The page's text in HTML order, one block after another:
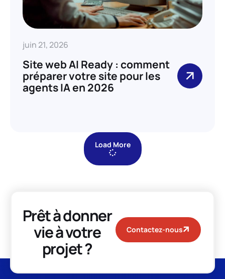
juin 21, 2026
Site web AI Ready : comment
préparer votre site pour les
agents IA en 2026
Load More
Prêt à donner
vie à votre
projet ?
Contactez-nous